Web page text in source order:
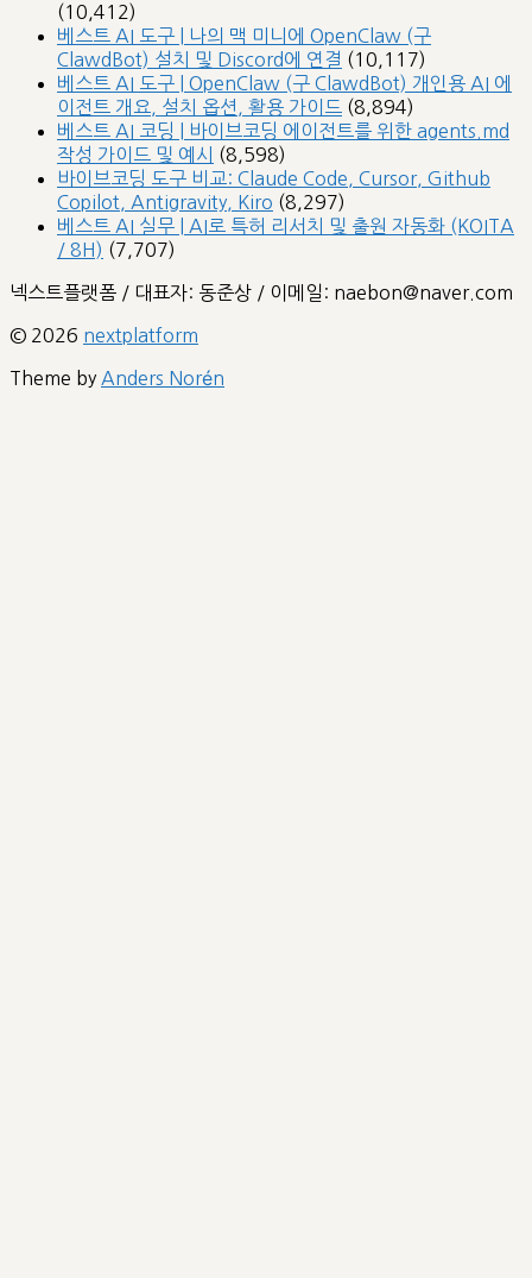
(10,412)
베스트 AI 도구 | 나의 맥 미니에 OpenClaw (구
ClawdBot) 설치 및 Discord에 연결 (10,117)
베스트 AI 도구 | OpenClaw (구 ClawdBot) 개인용 AI 에
이전트 개요, 설치 옵션, 활용 가이드 (8,894)
베스트 AI 코딩 | 바이브코딩 에이전트를 위한 agents.md
작성 가이드 및 예시
(8,598)
바이브코딩 도구 비교: Claude Code, Cursor, Github
Copilot, Antigravity, Kiro (8,297)
베스트 AI 실무 | AI로 특허 리서치 및 출원 자동화 (KOITA
/ 8H) (7,707)
넥스트플랫폼 / 대표자: 동준상 / 이메일: naebon@naver.com
© 2026 nextplatform
Theme by Anders Norén